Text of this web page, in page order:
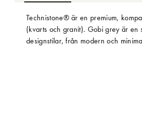
Technistone® är en premium,
(kvarts och granit). Gobi grey är en
designstilar, från modern och